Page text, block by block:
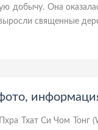
добычу. Она
священные
Тхат Си Чом Тонг